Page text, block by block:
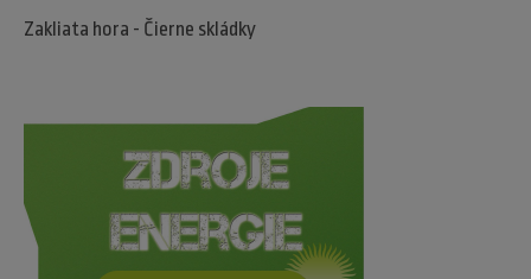
Zakliata hora - Čierne skládky